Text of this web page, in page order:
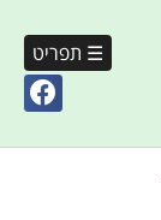
☰ תפריט